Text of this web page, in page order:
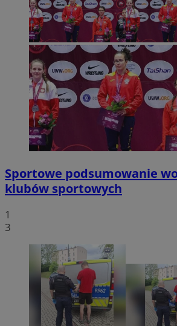
Sportowe podsumowanie
klubów sportowych
1
3